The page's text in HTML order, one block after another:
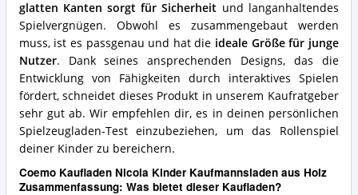
glatten Kanten sorgt für Sicherheit und langanhaltendes
Spielvergnügen. Obwohl es zusammengebaut werden
muss, ist es passgenau und hat die ideale Größe für junge
Nutzer. Dank seines ansprechenden Designs, das die
Entwicklung von Fähigkeiten durch interaktives Spielen
fördert, schneidet dieses Produkt in unserem Kaufratgeber
sehr gut ab. Wir empfehlen dir, es in deinen persönlichen
Spielzeugladen-Test einzubeziehen, um das Rollenspiel
deiner Kinder zu bereichern.
Coemo Kaufladen Nicola Kinder Kaufmannsladen aus Holz
Zusammenfassung: Was bietet dieser Kaufladen?